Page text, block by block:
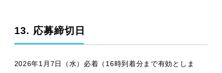
13. 応募締切日
2026年1月7日（水）必着（16時到着分まで有効としま